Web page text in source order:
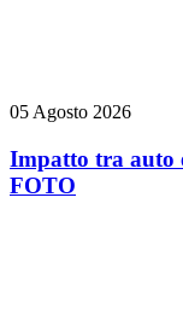
05 Agosto 2026
Impatto tra auto
FOTO